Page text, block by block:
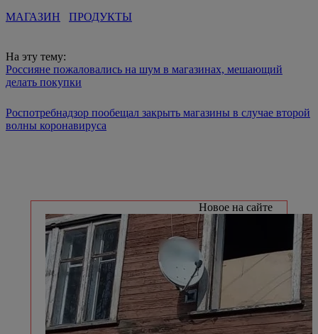
МАГАЗИН ПРОДУКТЫ
На эту тему:
Россияне пожаловались на шум в магазинах, мешающий
делать покупки
Роспотребнадзор пообещал закрыть магазины в случае второй
волны коронавируса
Новое на сайте